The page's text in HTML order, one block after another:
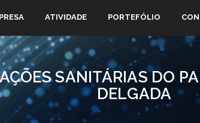
ATIVIDADE PORTEFÓLIO
SANITÁRIAS DO
DELGADA